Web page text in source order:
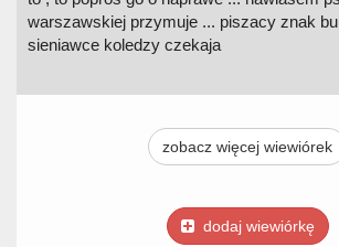
warszawskiej przymuje ... piszacy znak
sieniawce koledzy czekaja
zobacz więcej wiewiórek
dodaj wiewiórkę